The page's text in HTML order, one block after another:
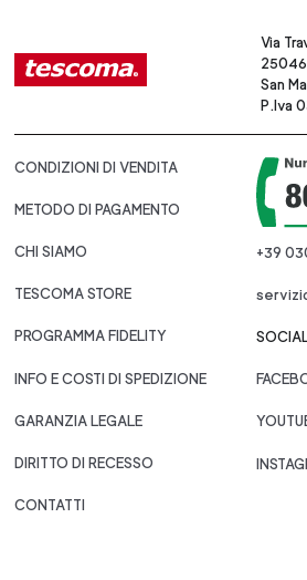
Via
San
P.Iva
CONDIZIONI DI VENDITA
METODO DI PAGAMENTO
CHI SIAMO
TESCOMA STORE
PROGRAMMA FIDELITY
INFO E COSTI DI SPEDIZIONE
GARANZIA LEGALE
DIRITTO DI RECESSO
CONTATTI
+39